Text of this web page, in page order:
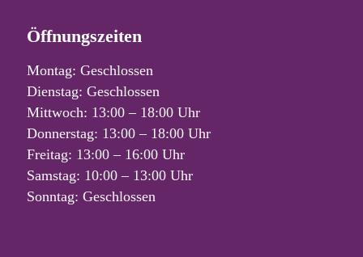
Öffnungszeiten
Montag: Geschlossen
Dienstag: Geschlossen
Mittwoch: 13:00 – 18:00 Uhr
Donnerstag: 13:00 – 18:00 Uhr
Freitag: 13:00 – 16:00 Uhr
Samstag: 10:00 – 13:00 Uhr
Sonntag: Geschlossen